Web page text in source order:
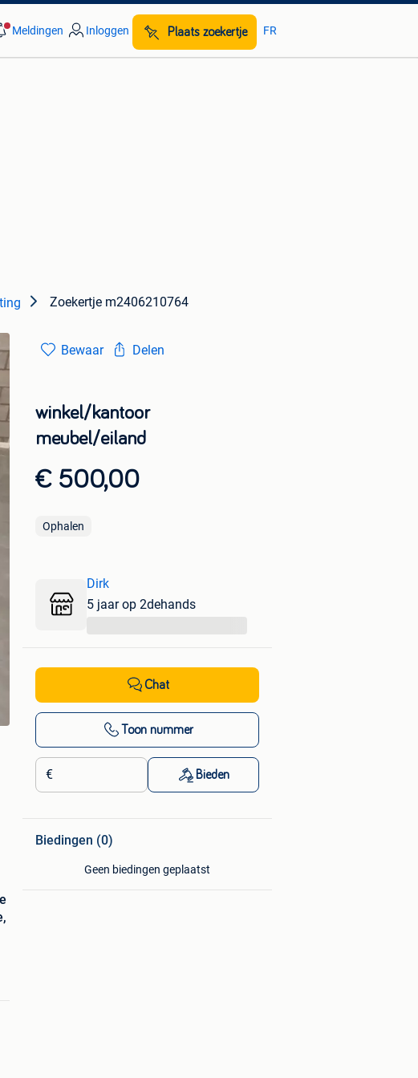
Meldingen Inloggen Plaats zoekertje FR
Zoekertje m2406210764
Bewaar Delen
winkel/kantoor
meubel/eiland
€ 500,00
Ophalen
Dirk
5 jaar op 2dehands
Chat
Toon nummer
€ Bieden
Biedingen (0)
Geen biedingen geplaatst